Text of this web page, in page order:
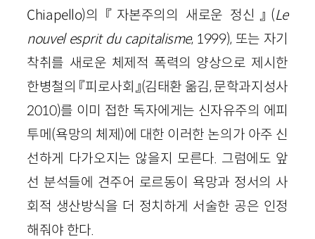
Chiapello)의 『자본주의의 새로운 정신』(Le
nouvel esprit du capitalisme, 1999), 또는 자기
착취를 새로운 체제적 폭력의 양상으로 제시한
한병철의 『피로사회』(김태환 옮김, 문학과지성사
2010)를 이미 접한 독자에게는 신자유주의 에피
투메(욕망의 체제)에 대한 이러한 논의가 아주 신
선하게 다가오지는 않을지 모른다. 그럼에도 앞
선 분석들에 견주어 로르동이 욕망과 정서의 사
회적 생산방식을 더 정치하게 서술한 공은 인정
해줘야 한다.